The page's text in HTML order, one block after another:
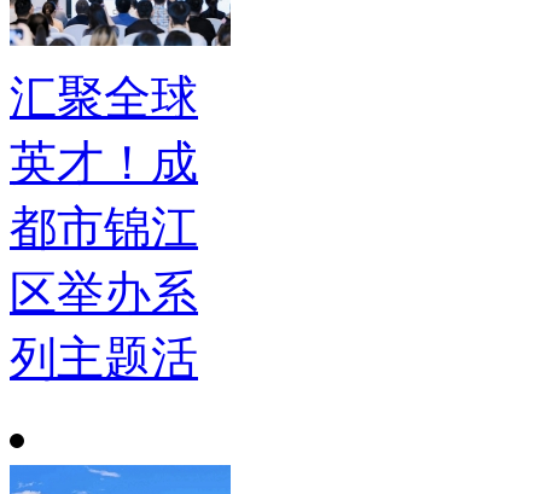
汇聚全球
英才！成
都市锦江
区举办系
列主题活